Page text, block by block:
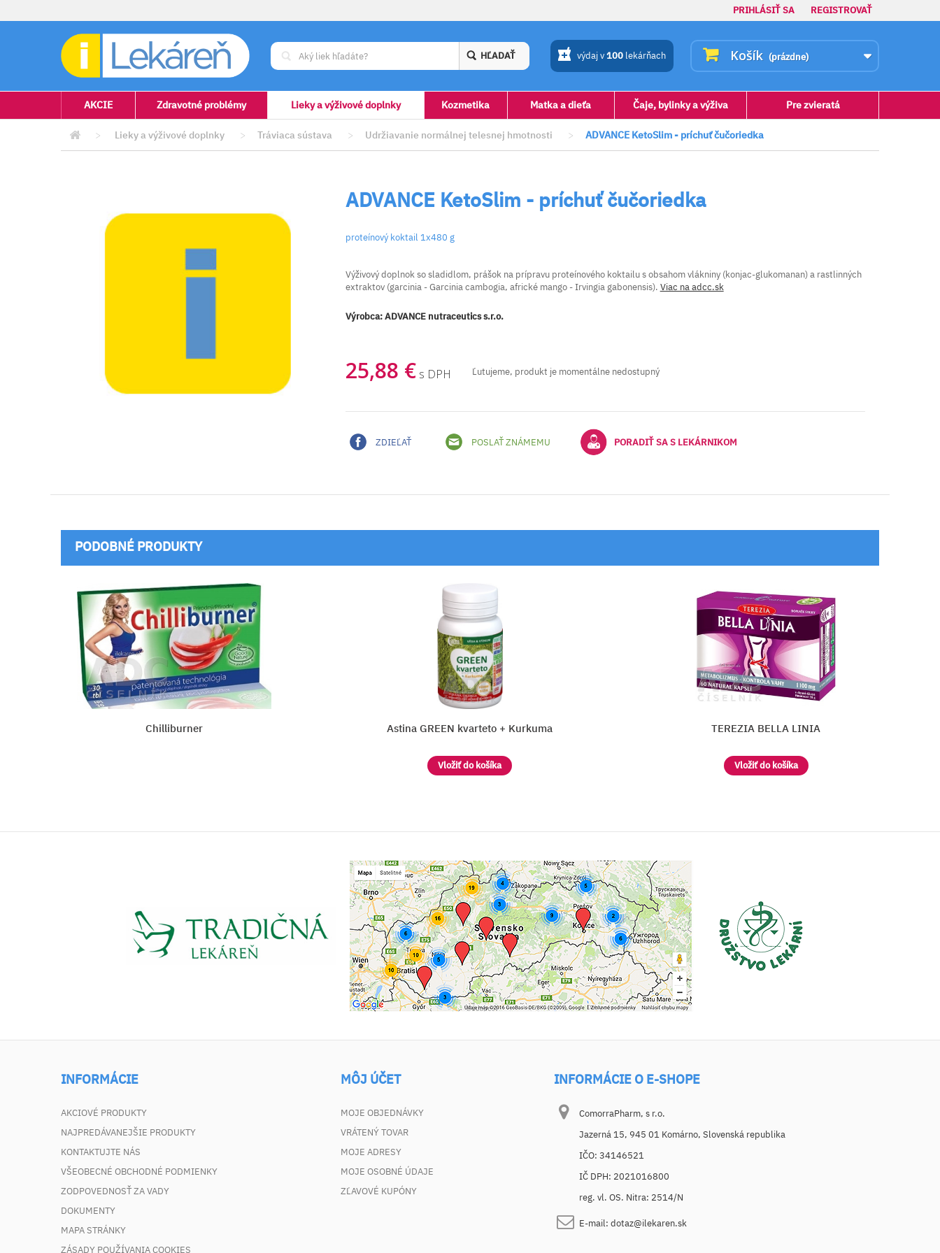
PRIHLÁSIŤ SA REGISTROVAŤ
Košík (prázdne)
HĽADAŤ výdaj v100 lekárňach
AKCIE Zdravotné problémy Lieky a výživové doplnky Kozmetika Matka a dieťa Čaje, bylinky a výživa Pre zvieratá
> Lieky a výživové doplnky > Tráviaca sústava > Udržiavanie normálnej telesnej hmotnosti > ADVANCE KetoSlim - príchuť čučoriedka
ADVANCE KetoSlim - príchuť čučoriedka
proteínový koktail 1x480 g
Výživový doplnok so sladidlom, prášok na prípravu proteínového koktailu s obsahom vlákniny (konjac-glukomanan) a rastlinných
extraktov (garcinia - Garcinia cambogia, africké mango - Irvingia gabonensis). Viac na adcc.sk
Výrobca:ADVANCE nutraceutics s.r.o.
25,88 € s DPH Ľutujeme, produkt je momentálne nedostupný
ZDIEĽAŤ POSLAŤ ZNÁMEMU PORADIŤ SA S LEKÁRNIKOM
PODOBNÉ PRODUKTY
Astina GREEN kvarteto + Kurkuma TEREZIA BELLA LINIA EDENPharma L-KARNITIN 500
INFORMÁCIE
AKCIOVÉ PRODUKTY
NAJPREDÁVANEJŠIE PRODUKTY
KONTAKTUJTE NÁS
VŠEOBECNÉ OBCHODNÉ PODMIENKY
ZODPOVEDNOSŤ ZA VADY
DOKUMENTY
MAPA STRÁNKY
ZÁSADY POUŽÍVANIA COOKIES
MÔJ ÚČET
MOJE OBJEDNÁVKY
VRÁTENÝ TOVAR
MOJE ADRESY
MOJE OSOBNÉ ÚDAJE
ZĽAVOVÉ KUPÓNY
INFORMÁCIE O E-SHOPE
ComorraPharm, s r.o.
Jazerná 15, 945 01 Komárno, Slovenská republika
IČO: 34146521
IČ DPH: 2021016800
reg. vl. OS. Nitra: 2514/N
E-mail: dotaz@ilekaren.sk